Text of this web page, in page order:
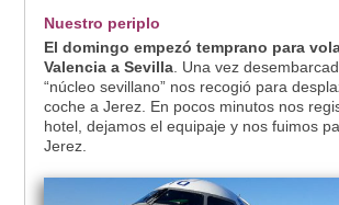
Nuestro periplo
El domingo empezó temprano para
Valencia a Sevilla. Una vez
“núcleo sevillano” nos recogió para
coche a Jerez. En pocos minutos nos
hotel, dejamos el equipaje y nos fuimos
Jerez.